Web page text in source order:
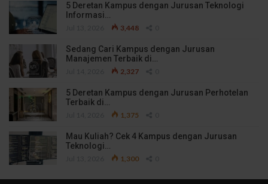
5 Deretan Kampus dengan Jurusan Teknologi
Informasi…
3,448
Sedang Cari Kampus dengan Jurusan
Manajemen Terbaik di…
2,327
5 Deretan Kampus dengan Jurusan Perhotelan
Terbaik di…
1,375
Mau Kuliah? Cek 4 Kampus dengan Jurusan
Teknologi…
1,300